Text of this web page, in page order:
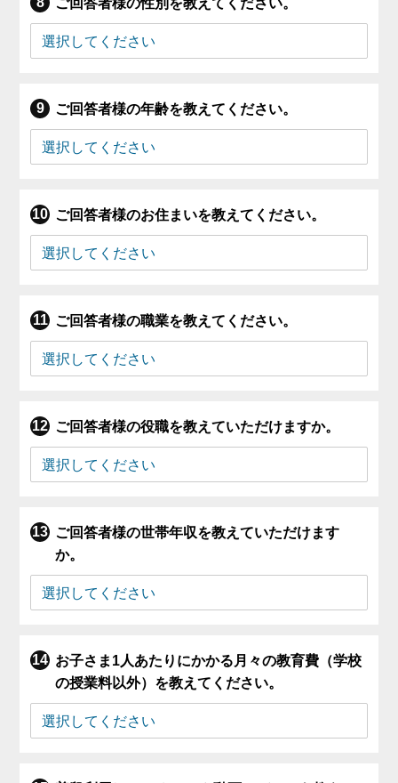
ご回答者様の性別を教えてください。
ご回答者様の年齢を教えてください。
ご回答者様のお住まいを教えてください。
ご回答者様の職業を教えてください。
ご回答者様の役職を教えていただけますか。
ご回答者様の世帯年収を教えていただけます
か。
お子さま1人あたりにかかる月々の教育費（学校
の授業料以外）を教えてください。